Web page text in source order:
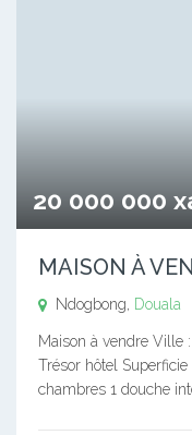
20 000 000
MAISON À
Ndogbong, Douala
Maison à vendre Ville
Trésor hôtel
chambres 1 douche